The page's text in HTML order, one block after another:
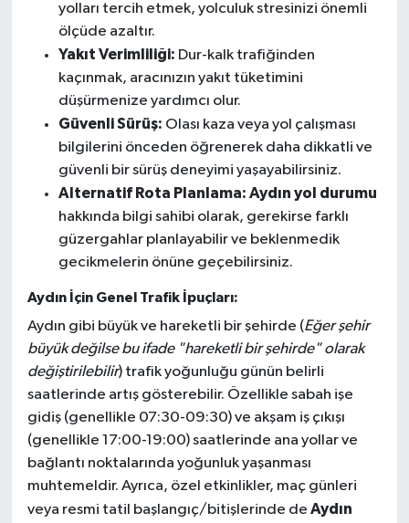
yolları tercih etmek, yolculuk stresinizi önemli
ölçüde azaltır.
Yakıt Verimliliği: Dur-kalk trafiğinden
kaçınmak, aracınızın yakıt tüketimini
düşürmenize yardımcı olur.
Güvenli Sürüş: Olası kaza veya yol çalışması
bilgilerini önceden öğrenerek daha dikkatli ve
güvenli bir sürüş deneyimi yaşayabilirsiniz.
Alternatif Rota Planlama: Aydın yol durumu
hakkında bilgi sahibi olarak, gerekirse farklı
güzergahlar planlayabilir ve beklenmedik
gecikmelerin önüne geçebilirsiniz.
Aydın İçin Genel Trafik İpuçları:
Aydın gibi büyük ve hareketli bir şehirde (Eğer şehir
büyük değilse bu ifade "hareketli bir şehirde" olarak
değiştirilebilir) trafik yoğunluğu günün belirli
saatlerinde artış gösterebilir. Özellikle sabah işe
gidiş (genellikle 07:30-09:30) ve akşam iş çıkışı
(genellikle 17:00-19:00) saatlerinde ana yollar ve
bağlantı noktalarında yoğunluk yaşanması
muhtemeldir. Ayrıca, özel etkinlikler, maç günleri
veya resmi tatil başlangıç/bitişlerinde de Aydın